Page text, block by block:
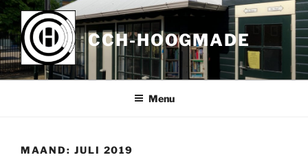
Ga
naar
de
inhoud
CCH-HOOGMADE
Menu
MAAND: JULI 2019